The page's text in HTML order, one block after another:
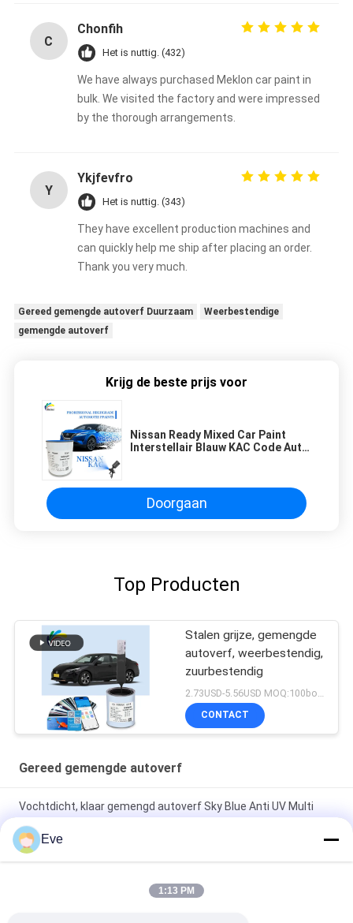
C
Chonfih
Het is nuttig. (432)
We have always purchased Meklon car paint in
bulk. We visited the factory and were impressed
by the thorough arrangements.
Y
Ykjfevfro
Het is nuttig. (343)
They have excellent production machines and
can quickly help me ship after placing an order.
Thank you very much.
Gereed gemengde autoverf Duurzaam
Weerbestendige
gemengde autoverf
Krijg de beste prijs voor
Nissan Ready Mixed Car Paint
Interstellair Blauw KAC Code Auto
Doorgaan
Top Producten
Stalen grijze, gemengde
autoverf, weerbestendig,
zuurbestendig
2.73USD-5.56USD MOQ:100boxen
CONTACT
Gereed gemengde autoverf
Vochtdicht, klaar gemengd autoverf Sky Blue Anti UV Multi
Function
Duurzaam, onschadelijk, heldergroen, weerbestendige,
Eve
1:13 PM